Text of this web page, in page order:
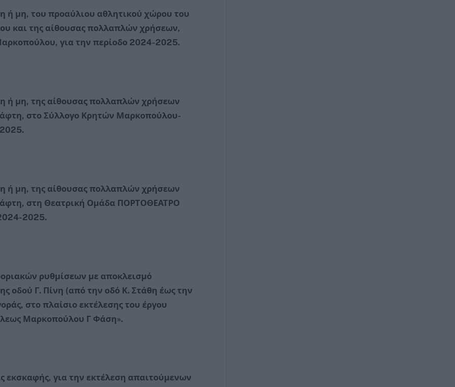
μη, του προαύλιου αθλητικού χώρου του
και της αίθουσας πολλαπλών χρήσεων,
για την περίοδο 2024-2025.
μη, της αίθουσας πολλαπλών χρήσεων
στο Σύλλογο Κρητών Μαρκοπούλου-
μη, της αίθουσας πολλαπλών χρήσεων
στη Θεατρική Ομάδα ΠΟΡΤΟΘΕΑΤΡΟ
2025.
ρυθμίσεων με αποκλεισμό
οδού Γ. Πίνη (από την οδό Κ. Στάθη έως την
στο πλαίσιο εκτέλεσης του έργου
Μαρκοπούλου Γ Φάση».
για την εκτέλεση απαιτούμενων